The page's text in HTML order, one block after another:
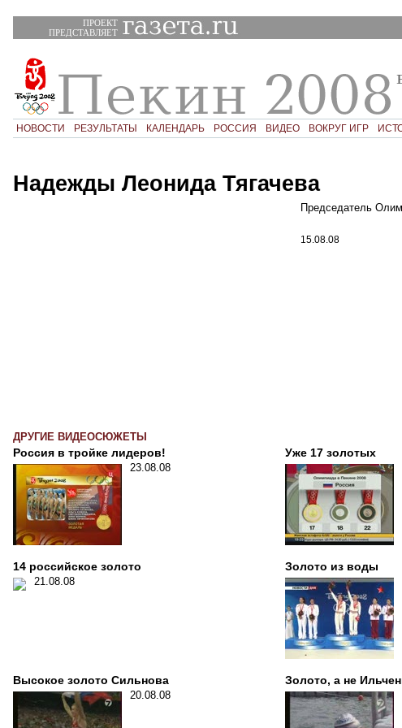
ПРОЕКТ
ПРЕДСТАВЛЯЕТ
НОВОСТИ РЕЗУЛЬТАТЫ КАЛЕНДАРЬ РОССИЯ ВИДЕО ВОКРУГ ИГР
Надежды Леонида Тягачева
Председатель
15.08.08
ДРУГИЕ ВИДЕОСЮЖЕТЫ
Россия в тройке лидеров!
Уже 17 золотых
23.08.08
14 российское золото Золото из воды
21.08.08
Высокое золото Сильнова Золото, а не
20.08.08